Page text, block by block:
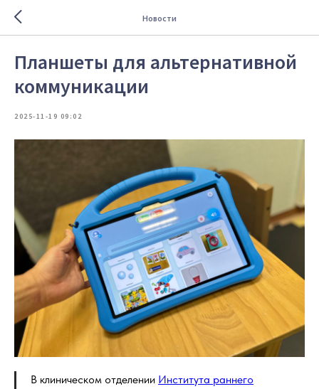
Новости
Планшеты для альтернативной
коммуникации
2025-11-19 09:02
В клиническом отделении Института раннего